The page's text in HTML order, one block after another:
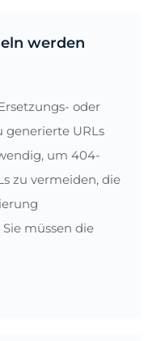
werden
oder
generierte URLs
um 404-
zu vermeiden, die
müssen die